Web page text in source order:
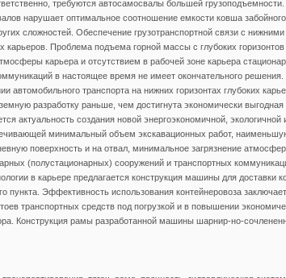
требуются автосамосвалы большей
нарушает оптимальное соотношение емкости ковша
сложностей. Обеспечение грузотранспортной связи с нижними
карьеров. Проблема подъема горной массы с глубоких горизонтов
карьера и отсутствием в рабочей зоне карьера
в настоящее время не имеет окончательного решения.
автомобильного транспорта на нижних горизонтах глубоких
разработку раньше, чем достигнута экономически выгодная
актуальность создания новой энергоэкономичной, экологичной
минимальный объем экскавационных работ,
поверхность и на отвал, минимальное загрязнение
(полустационарных) сооружений и транспортных
в карьере предлагается конструкция машины для доставки
пункта. Эффективность использования контейнеровоза
транспортных средств под погрузкой и в повышении
Конструкция рамы разработанной машины шарнир-но-